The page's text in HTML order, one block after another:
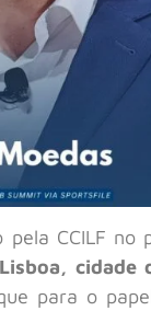
pela CCILF no
cidade
para o